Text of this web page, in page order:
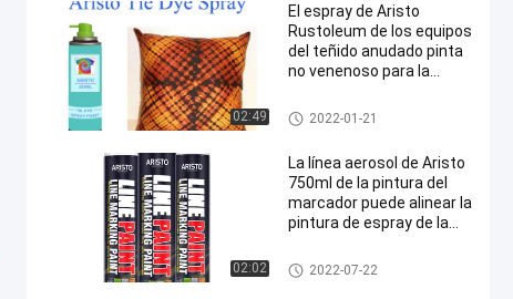
02:49
El espray de Aristo
Rustoleum de los equipos
del teñido anudado pinta
no venenoso para la
pintura de espray de la tela
2022-01-21
02:02
La línea aerosol de Aristo
750ml de la pintura del
marcador puede alinear la
pintura de espray de la
marcado con pintura en aeros
ol
2022-07-22